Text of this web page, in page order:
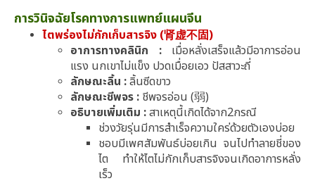
การวินิจฉัยโรคทางการแพทย์แผนจีน
ไตพร่องไม่กักเก็บสารจิง (肾虚不固)
อาการทางคลินิก : เมื่อหลั่งเสร็จแล้วมีอาการอ่อน
แรง นกเขาไม่แข็ง ปวดเมื่อยเอว ปัสสาวะถี่
ลักษณะลิ้น :ลิ้นซีดขาว
ลักษณะชีพจร : ชีพจรอ่อน (弱)
อธิบายเพิ่มเติม :สาเหตุนี้เกิดได้จาก2กรณี
ช่วงวัยรุ่นมีการสำเร็จความใคร่ด้วยตัวเองบ่อย
ชอบมีเพศสัมพันธ์บ่อยเกิน จนไปทำลายชี่ของ
ไต ทำให้ไตไม่กักเก็บสารจิงจนเกิดอาการหลั่ง
เร็ว